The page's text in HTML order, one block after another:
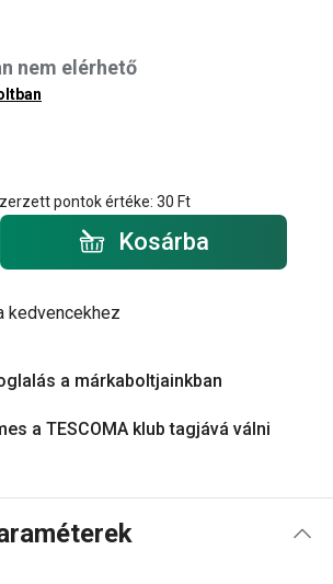
nem elérhető
pontok értéke: 30 Ft
Kosárba
kedvencekhez
a márkaboltjainkban
a TESCOMA klub tagjává válni